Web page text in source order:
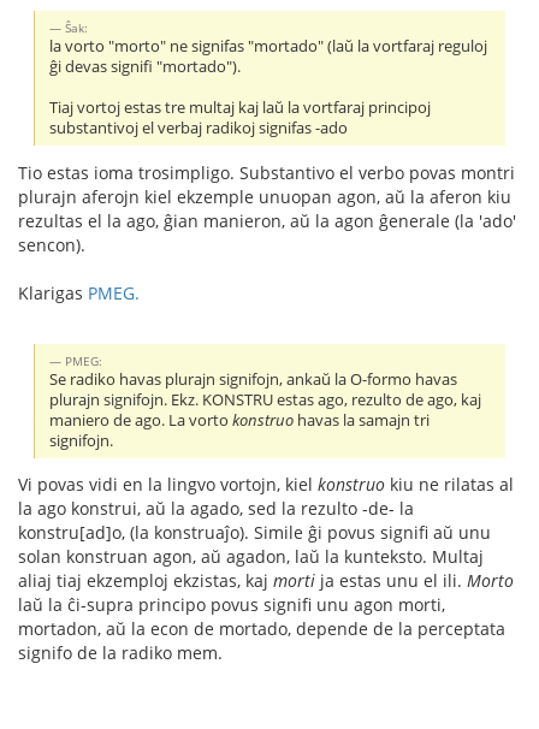
Ŝak:
la vorto "morto" ne signifas "mortado" (laŭ la vortfaraj reguloj
ĝi devas signifi "mortado").
Tiaj vortoj estas tre multaj kaj laŭ la vortfaraj principoj
substantivoj el verbaj radikoj signifas -ado
Tio estas ioma trosimpligo. Substantivo el verbo povas montri
plurajn aferojn kiel ekzemple unuopan agon, aŭ la aferon kiu
rezultas el la ago, ĝian manieron, aŭ la agon ĝenerale (la 'ado'
sencon).
Klarigas PMEG.
PMEG:
Se radiko havas plurajn signifojn, ankaŭ la O-formo havas
plurajn signifojn. Ekz. KONSTRU estas ago, rezulto de ago, kaj
maniero de ago. La vortokonstruo havas la samajn tri
signifojn.
Vi povas vidi en la lingvo vortojn, kiel konstruo kiu ne rilatas al
la ago konstrui, aŭ la agado, sed la rezulto -de- la
konstru[ad]o, (la konstruaĵo). Simile ĝi povus signifi aŭ unu
solan konstruan agon, aŭ agadon, laŭ la kunteksto. Multaj
aliaj tiaj ekzemploj ekzistas, kaj morti ja estas unu el ili. Morto
laŭ la ĉi-supra principo povus signifi unu agon morti,
mortadon, aŭ la econ de mortado, depende de la perceptata
signifo de la radiko mem.